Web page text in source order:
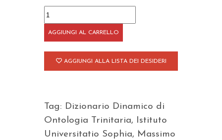
Il
grido
quantità
AGGIUNGI AL CARRELLO
AGGIUNGI ALLA LISTA DEI DESIDERI
Tag: Dizionario Dinamico di
Ontologia Trinitaria, Istituto
Universitatio Sophia, Massimo